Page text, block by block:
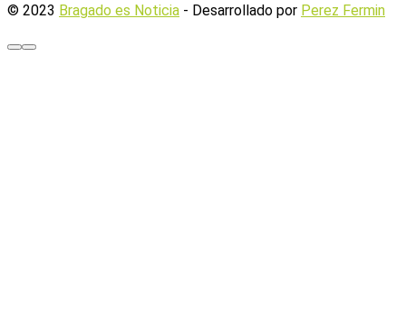
© 2023 Bragado es Noticia - Desarrollado por Perez Fermin